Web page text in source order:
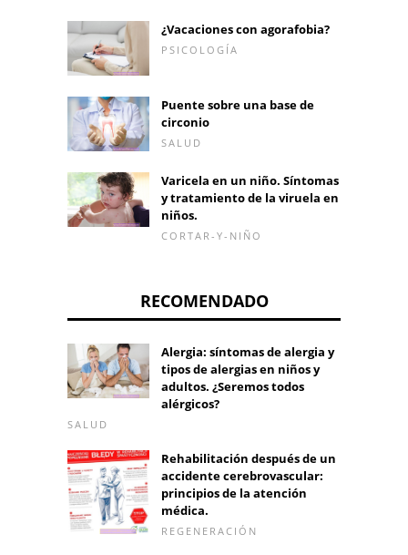
¿Vacaciones con agorafobia?
PSICOLOGÍA
Puente sobre una base de
circonio
SALUD
Varicela en un niño. Síntomas
y tratamiento de la viruela en
niños.
CORTAR-Y-NIÑO
RECOMENDADO
Alergia: síntomas de alergia y
tipos de alergias en niños y
adultos. ¿Seremos todos
alérgicos?
SALUD
Rehabilitación después de un
accidente cerebrovascular:
principios de la atención
médica.
REGENERACIÓN